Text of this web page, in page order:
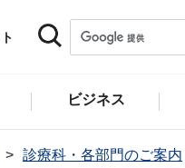
ビジネス
診療科・各部門のご案内